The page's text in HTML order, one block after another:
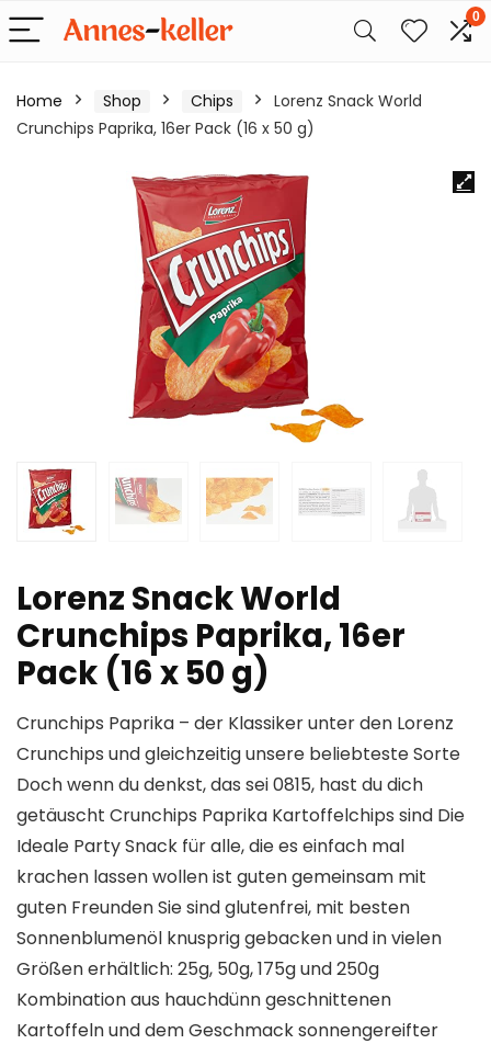
0
Home Shop Chips
Lorenz Snack World
Crunchips Paprika, 16er Pack (16 x 50 g)
Lorenz Snack World
Crunchips Paprika, 16er
Pack (16 x 50 g)
Crunchips Paprika – der Klassiker unter den Lorenz
Crunchips und gleichzeitig unsere beliebteste Sorte
Doch wenn du denkst, das sei 0815, hast du dich
getäuscht Crunchips Paprika Kartoffelchips sind Die
Ideale Party Snack für alle, die es einfach mal
krachen lassen wollen ist guten gemeinsam mit
guten Freunden Sie sind glutenfrei, mit besten
Sonnenblumenöl knusprig gebacken und in vielen
Größen erhältlich: 25g, 50g, 175g und 250g
Kombination aus hauchdünn geschnittenen
Kartoffeln und dem Geschmack sonnengereifter